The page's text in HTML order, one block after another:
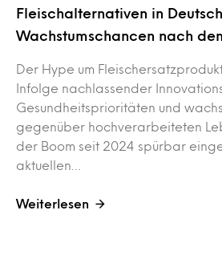
Fleischalternativen in
Wachstumschancen nach
Der Hype um
Infolge nachlassender
Gesundheitsprioritäten und
gegenüber hochverarbeiteten
der Boom seit 2024 spürbar
aktuellen…
Weiterlesen